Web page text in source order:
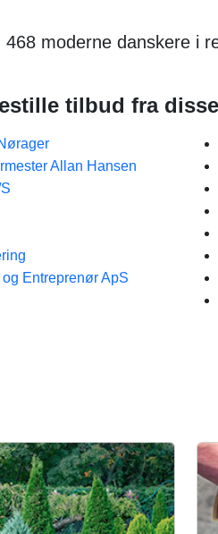
468 moderne danskere i
tilbud fra
Allan Hansen
Entreprenør ApS